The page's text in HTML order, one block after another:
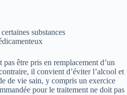
substances
être pris en remplacement d’un
il convient d’éviter l’alcool et
de vie sain, y compris un exercice
pour le traitement ne doit pas